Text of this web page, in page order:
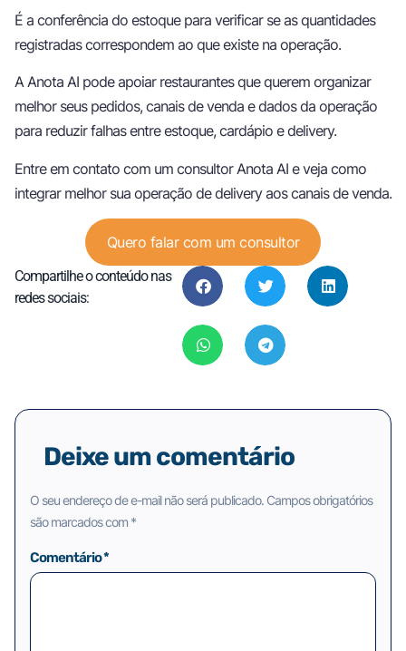
É a conferência do estoque para verificar se as quantidades
registradas correspondem ao que existe na operação.
A Anota AI pode apoiar restaurantes que querem organizar
melhor seus pedidos, canais de venda e dados da operação
para reduzir falhas entre estoque, cardápio e delivery.
Entre em contato com um consultor Anota AI e veja como
integrar melhor sua operação de delivery aos canais de venda.
Quero falar com um consultor
Compartilhe o conteúdo nas
redes sociais:
Deixe um comentário
O seu endereço de e-mail não será publicado. Campos obrigatórios
são marcados com *
Comentário*